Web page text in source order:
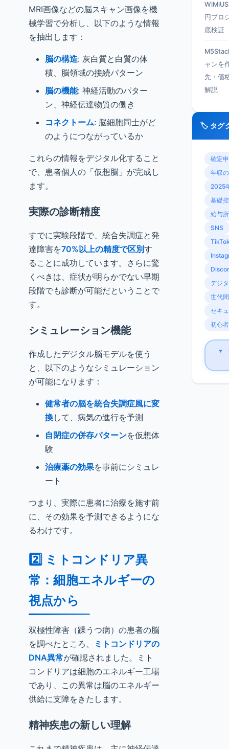
MRI画像などの脳スキャン画像を機
械学習で分析し、以下のような情報
を抽出します：
脳の構造: 灰白質と白質の体
積、脳領域の接続パターン
脳の機能: 神経活動のパター
ン、神経伝達物質の働き
コネクトーム: 脳細胞同士がど
のようにつながっているか
これらの情報をデジタル化すること
で、患者個人の「仮想脳」が完成し
ます。
実際の診断精度
すでに実験段階で、統合失調症と発
達障害を70%以上の精度で区別す
ることに成功しています。さらに驚
くべきは、症状が明らかでない早期
段階でも診断が可能だということで
す。
シミュレーション機能
作成したデジタル脳モデルを使う
と、以下のようなシミュレーション
が可能になります：
健常者の脳を統合失調症風に変
換して、病気の進行を予測
自閉症の併存パターンを仮想体
験
治療薬の効果を事前にシミュレ
ート
つまり、実際に患者に治療を施す前
に、その効果を予測できるようにな
るわけです。
2️⃣ ミトコンドリア異
常：細胞エネルギーの
視点から
双極性障害（躁うつ病）の患者の脳
を調べたところ、
ミトコンドリアの
DNA異常が確認されました。ミト
コンドリアは細胞のエネルギー工場
であり、この異常は脳のエネルギー
供給に支障をきたします。
精神疾患の新しい理解
円プロ
底検証
ャンを
先・価
解説
🏷️ タグ
確定
年収
2025
基礎
給与
SNS
デジ
世代
セキ
初心
▼